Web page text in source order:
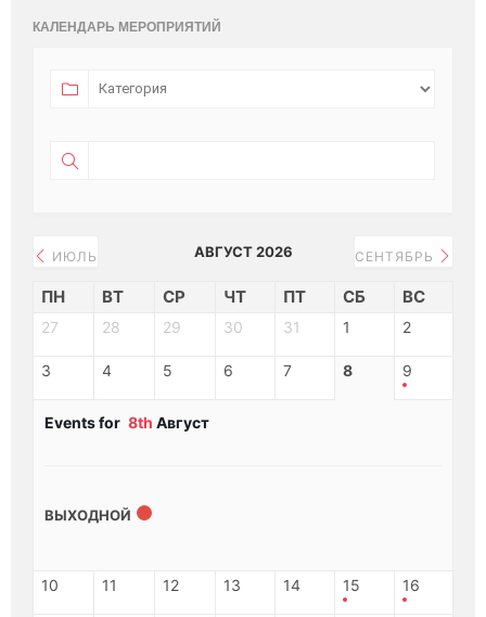
КАЛЕНДАРЬ МЕРОПРИЯТИЙ
ИЮЛЬ АВГУСТ 2026 СЕНТЯБРЬ
ПН ВТ СР ЧТ ПТ СБ ВС
27 28 29 30 31 1 2
3 4 5 6 7 8 9
Events for 8th Август
ВЫХОДНОЙ
10 11 12 13 14 15 16